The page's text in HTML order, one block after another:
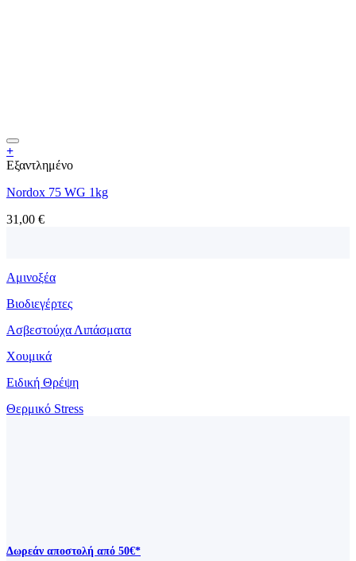
+
Εξαντλημένο
Nordox 75 WG 1kg
31,00 €
Αμινοξέα
Βιοδιεγέρτες
Ασβεστούχα Λιπάσματα
Χουμικά
Ειδική Θρέψη
Θερμικό Stress
Δωρεάν αποστολή από 50€*